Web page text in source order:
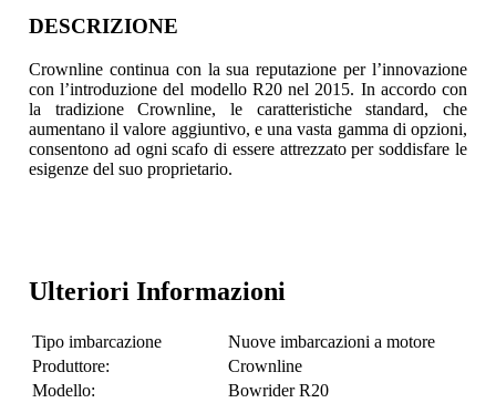
DESCRIZIONE
Crownline continua con la sua reputazione per l’innovazione
con l’introduzione del modello R20 nel 2015. In accordo con
la tradizione Crownline, le caratteristiche standard, che
aumentano il valore aggiuntivo, e una vasta gamma di opzioni,
consentono ad ogni scafo di essere attrezzato per soddisfare le
esigenze del suo proprietario.
Ulteriori Informazioni
Tipo imbarcazione
Nuove imbarcazioni a motore
Produttore:
Crownline
Modello:
Bowrider R20